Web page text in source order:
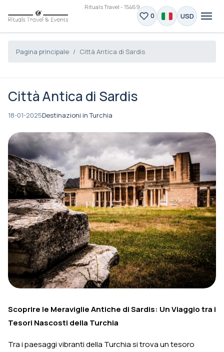
Rituals Travel - 15469
0 USD
Pagina principale Città Antica di Sardis
Città Antica di Sardis
18-01-2025Destinazioni in Turchia
Scoprire le Meraviglie Antiche di Sardis: Un Viaggio tra i
Tesori Nascosti della Turchia
Tra i paesaggi vibranti della Turchia si trova un tesoro